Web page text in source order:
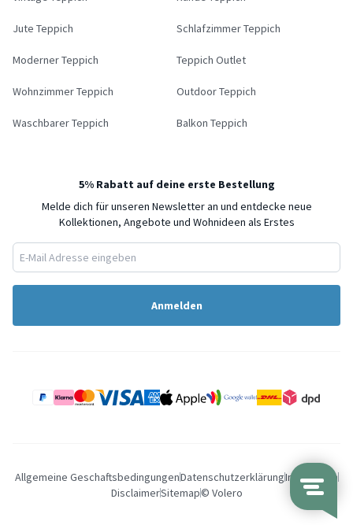
Jute Teppich Schlafzimmer Teppich
Moderner Teppich Teppich Outlet
Wohnzimmer Teppich Outdoor Teppich
Waschbarer Teppich Balkon Teppich
5% Rabatt auf deine erste Bestellung
Melde dich für unseren Newsletter an und entdecke neue
Kollektionen, Angebote und Wohnideen als Erstes
Anmelden
Allgemeine GeschaftsbedingungenDatenschutzerklärungImpressum
DisclaimerSitemap© Volero